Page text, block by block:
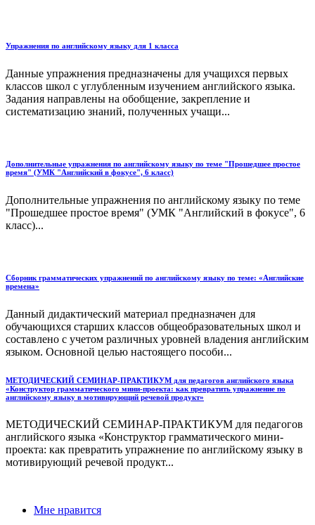
Упражнения по английскому языку для 1 класса
Данные упражнения предназначены для учащихся первых
классов школ с углубленным изучением английского языка.
Задания направлены на обобщение, закрепление и
систематизацию знаний, полученных учащи...
Дополнительные упражнения по английскому языку по теме "Прошедшее простое
время" (УМК "Английский в фокусе", 6 класс)
Дополнительные упражнения по английскому языку по теме
"Прошедшее простое время" (УМК "Английский в фокусе", 6
класс)...
Сборник грамматических упражнений по английскому языку по теме: «Английские
времена»
Данный дидактический материал предназначен для
обучающихся старших классов общеобразовательных школ и
составлено с учетом различных уровней владения английским
языком. Основной целью настоящего пособи...
МЕТОДИЧЕСКИЙ СЕМИНАР-ПРАКТИКУМ для педагогов английского языка
«Конструктор грамматического мини-проекта: как превратить упражнение по
английскому языку в мотивирующий речевой продукт»
МЕТОДИЧЕСКИЙ СЕМИНАР-ПРАКТИКУМ для педагогов
английского языка «Конструктор грамматического мини-
проекта: как превратить упражнение по английскому языку в
мотивирующий речевой продукт...
Мне нравится